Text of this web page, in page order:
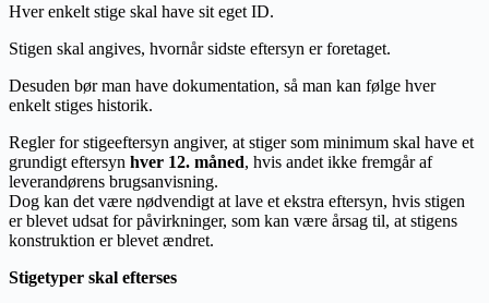
Hver enkelt stige skal have sit eget ID.
Stigen skal angives, hvornår sidste eftersyn er foretaget.
Desuden bør man have dokumentation, så man kan følge hver
enkelt stiges historik.
Regler for stigeeftersyn angiver, at stiger som minimum skal have et
grundigt eftersyn hver 12. måned, hvis andet ikke fremgår af
leverandørens brugsanvisning.
Dog kan det være nødvendigt at lave et ekstra eftersyn, hvis stigen
er blevet udsat for påvirkninger, som kan være årsag til, at stigens
konstruktion er blevet ændret.
Stigetyper skal efterses